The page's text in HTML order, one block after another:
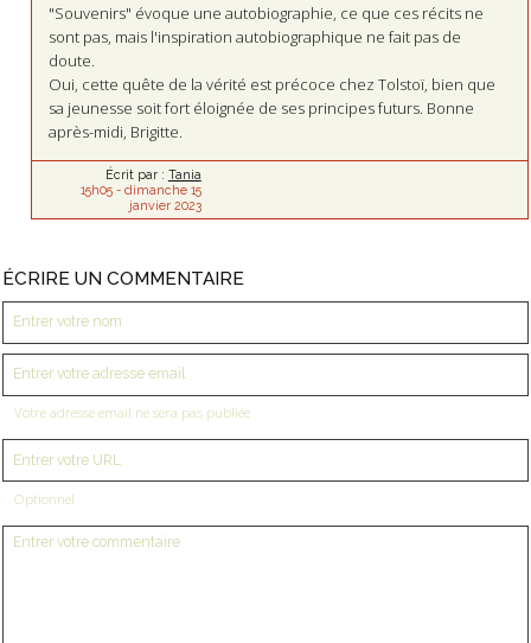
"Souvenirs" évoque une autobiographie, ce que ces récits ne
sont pas, mais l'inspiration autobiographique ne fait pas de
doute.
Oui, cette quête de la vérité est précoce chez Tolstoï, bien que
sa jeunesse soit fort éloignée de ses principes futurs. Bonne
après-midi, Brigitte.
Écrit par : Tania
15h05- dimanche 15
janvier 2023
ÉCRIRE UN COMMENTAIRE
Votre adresse email ne sera pas publiée
Optionnel